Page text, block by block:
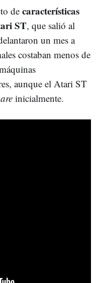
de características
ST, que salió al
un mes a
costaban menos de
aunque el Atari ST
inicialmente.